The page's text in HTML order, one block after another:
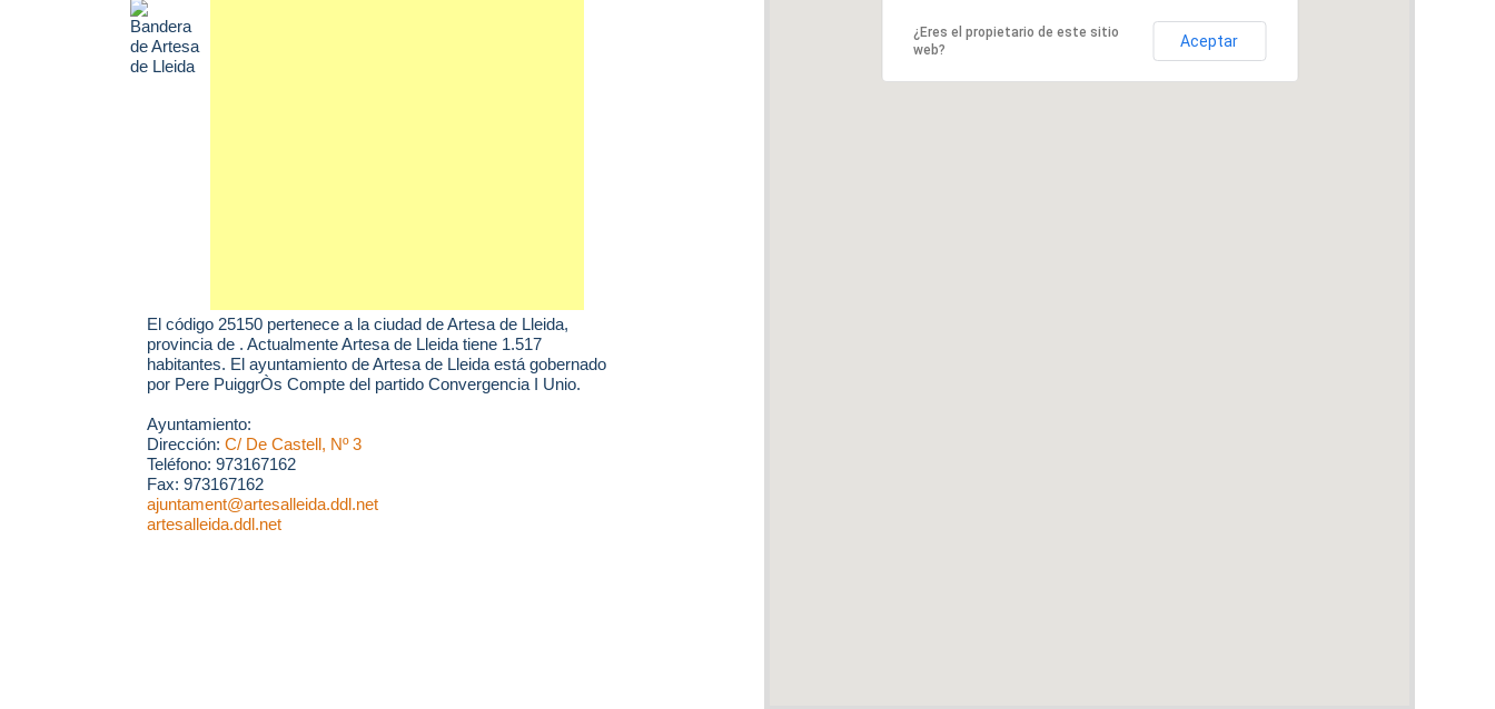
El código 25150 pertenece a la ciudad deArtesa de Lleida,
provincia de . Actualmente Artesa de Lleida tiene 1.517
habitantes. El ayuntamiento de Artesa de Lleida está gobernado
por Pere PuiggrÒs Compte del partido Convergencia I Unio.
Ayuntamiento:
Dirección: C/ De Castell, Nº 3
Teléfono: 973167162
Fax: 973167162
ajuntament@artesalleida.ddl.net
artesalleida.ddl.net
¿Eres el propietario de este sitio
web?
Aceptar